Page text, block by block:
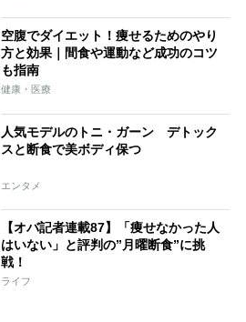
空腹でダイエット！痩せるためのやり
方と効果｜間食や運動など成功のコツ
も指南
健康・医療
人気モデルのトニ・ガーン デトック
スと断食で美ボディ保つ
エンタメ
【オバ記者連載87】「痩せなかった人
はいない」と評判の”月曜断食”に挑
戦！
ライフ